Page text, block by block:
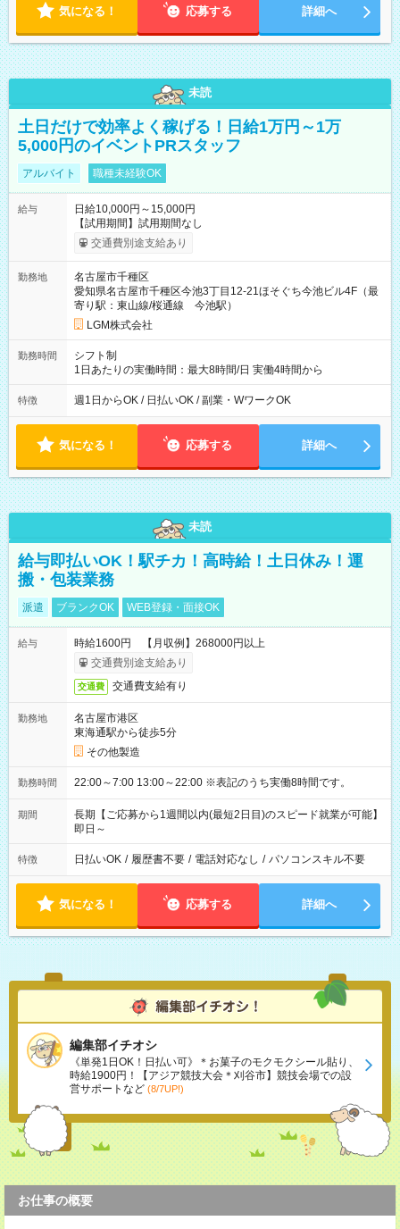
気になる！ 応募する 詳細へ
未読
土日だけで効率よく稼げる！日給1万円～1万
5,000円のイベントPRスタッフ
アルバイト 職種未経験OK
給与
日給10,000円～15,000円
【試用期間】試用期間なし
交通費別途支給あり
勤務地
名古屋市千種区
愛知県名古屋市千種区今池3丁目12-21ほそぐち今池ビル4F（最
寄り駅：東山線/桜通線 今池駅）
LGM株式会社
勤務時間
シフト制
1日あたりの実働時間：最大8時間/日 実働4時間から
特徴 週1日からOK / 日払いOK / 副業・WワークOK
気になる！ 応募する 詳細へ
未読
給与即払いOK！駅チカ！高時給！土日休み！運
搬・包装業務
派遣 ブランクOK WEB登録・面接OK
給与
時給1600円 【月収例】268000円以上
交通費別途支給あり
交通費 交通費支給有り
勤務地
名古屋市港区
東海通駅から徒歩5分
その他製造
勤務時間 22:00～7:00 13:00～22:00 ※表記のうち実働8時間です。
期間
長期【ご応募から1週間以内(最短2日目)のスピード就業が可能】
即日～
特徴 日払いOK / 履歴書不要 / 電話対応なし / パソコンスキル不要
気になる！ 応募する 詳細へ
編集部イチオシ
《単発1日OK！日払い可》＊お菓子のモクモクシール貼り、
時給1900円！【アジア競技大会＊刈谷市】競技会場での設
営サポートなど (8/7UP!)
お仕事の概要